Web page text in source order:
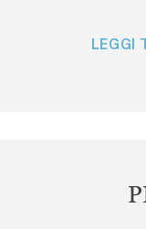
LEGGI